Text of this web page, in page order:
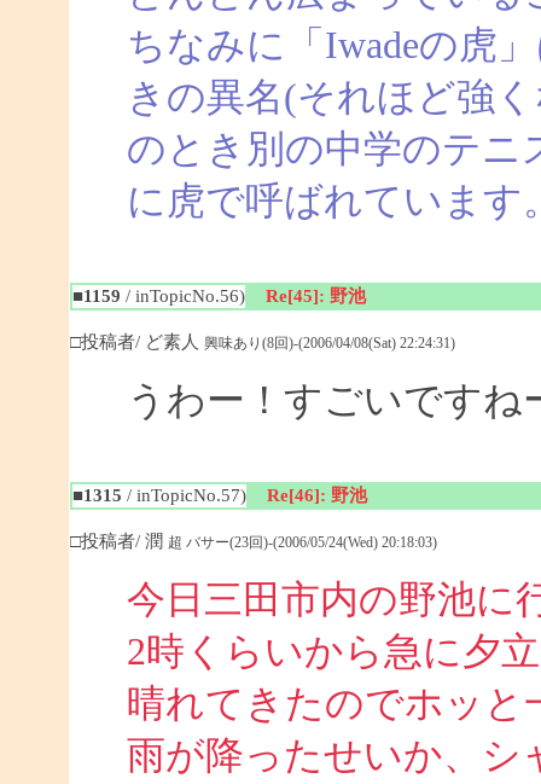
ちなみに「Iwadeの虎
きの異名(それほど強
のとき別の中学のテニ
に虎で呼ばれています
■1159 / inTopicNo.56) Re[45]: 野池
□投稿者/ ど素人 興味あり(8回)-(2006/04/08(Sat) 22:24:31)
うわー！すごいですね
■1315 / inTopicNo.57) Re[46]: 野池
□投稿者/ 潤 超 バサー(23回)-(2006/05/24(Wed) 20:18:03)
今日三田市内の野池に
2時くらいから急に夕
晴れてきたのでホッと
雨が降ったせいか、シ